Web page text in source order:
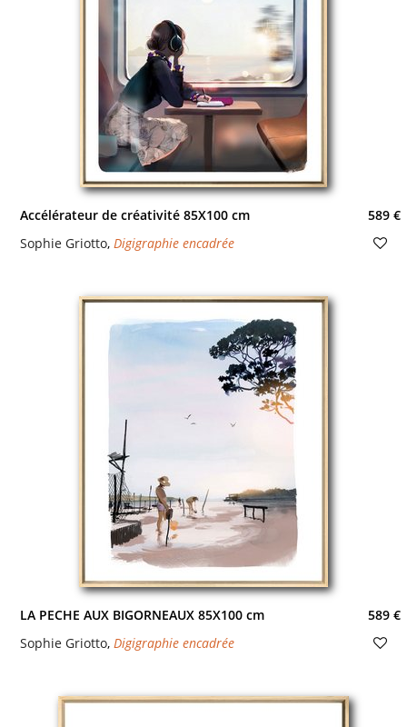
Accélérateur de créativité 85X100 cm
589 €
Sophie Griotto, Digigraphie encadrée
LA PECHE AUX BIGORNEAUX 85X100 cm
589 €
Sophie Griotto, Digigraphie encadrée